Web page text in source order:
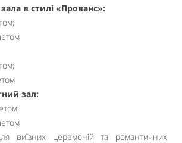
в стилі «Прованс»:
зал:
виїзних церемоній та романтичних